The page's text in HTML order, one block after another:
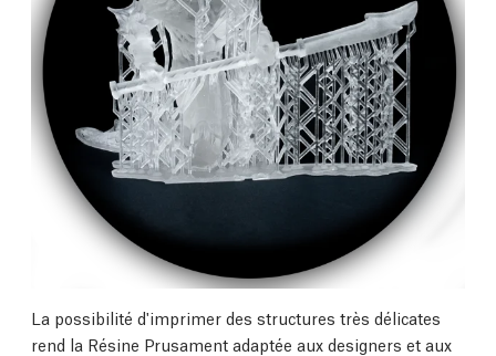
La possibilité d'imprimer des structures très délicates
rend la Résine Prusament adaptée aux designers et aux